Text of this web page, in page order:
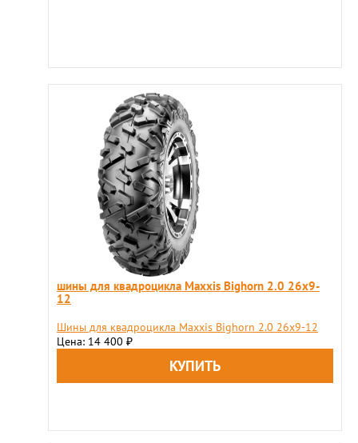
шины для квадроцикла Maxxis Bighorn 2.0 26x9-
12
Шины для квадроцикла Maxxis Bighorn 2.0 26x9-12
Цена: 14 400 ₽